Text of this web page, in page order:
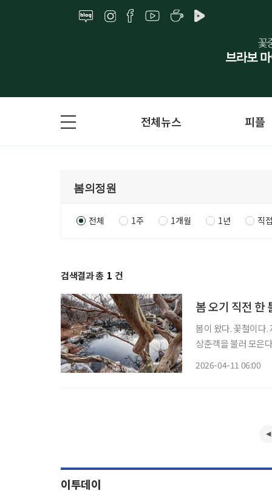
전체뉴스 피플
전체 1주 1개월 1년 직
검색결과 총 1 건
봄 오기 직전 한
봄이 왔다. 꽃철이다
상춘객을 불러 모은
2026-04-11 06:00
이투데이